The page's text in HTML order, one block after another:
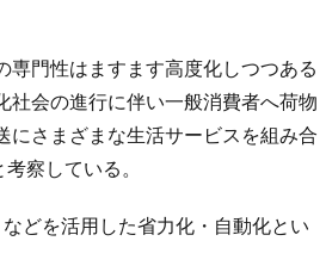
門性はますます高度化しつつある
社会の進行に伴い一般消費者へ荷物
にさまざまな生活サービスを組み合
察している。
どを活用した省力化・自動化とい